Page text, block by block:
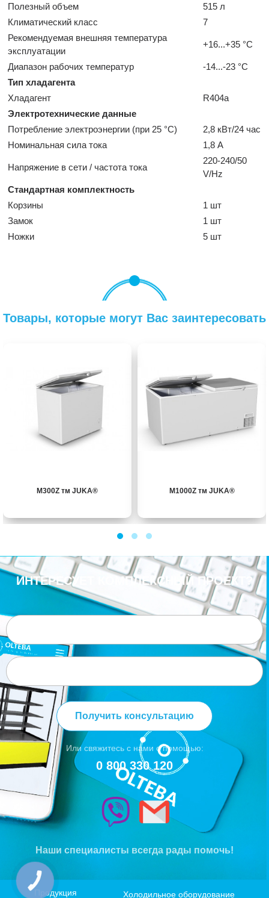
Полезный объем
515 л
Климатический класс
7
Рекомендуемая внешняя температура
эксплуатации
+16...+35 °C
Диапазон рабочих температур
-14...-23 °C
Тип хладагента
Хладагент
R404a
Электротехнические данные
Потребление электроэнергии (при 25 °C)
2,8 кВт/24 час
Номинальная сила тока
1,8 А
Напряжение в сети / частота тока
220-240/50
V/Hz
Стандартная комплектность
Корзины
1 шт
Замок
1 шт
Ножки
5 шт
Товары, которые могут Вас заинтересовать
M300Z тм JUKA® M1000Z тм JUKA®
ИНТЕРЕСУЕТ КОМПЛЕКСНЫЙ ПРОЕКТ?
Получить консультацию
Или свяжитесь с нами с помощью:
0 800 330 120
Наши специалисты всегда рады помочь!
Продукция Холодильное оборудование
КНОПКА
ЗВ'ЯЗКУ